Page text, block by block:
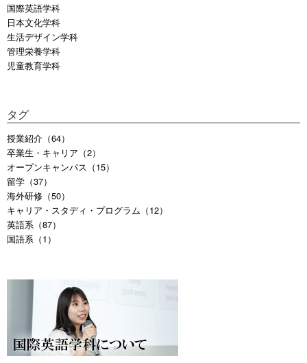
国際英語学科
日本文化学科
生活デザイン学科
管理栄養学科
児童教育学科
タグ
授業紹介（64）
卒業生・キャリア（2）
オープンキャンパス（15）
留学（37）
海外研修（50）
キャリア・スタディ・プログラム（12）
英語系（87）
国語系（1）